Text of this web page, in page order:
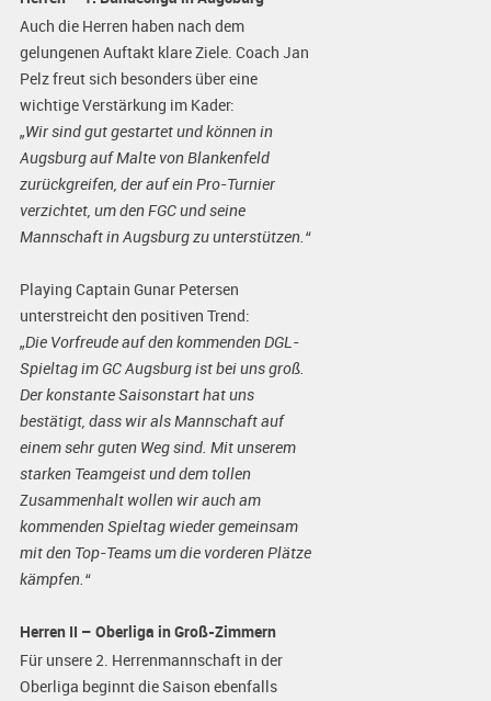
Auch die Herren haben nach dem
gelungenen Auftakt klare Ziele. Coach Jan
Pelz freut sich besonders über eine
wichtige Verstärkung im Kader:
„Wir sind gut gestartet und können in
Augsburg auf Malte von Blankenfeld
zurückgreifen, der auf ein Pro-Turnier
verzichtet, um den FGC und seine
Mannschaft in Augsburg zu unterstützen.“
Playing Captain Gunar Petersen
unterstreicht den positiven Trend:
„Die Vorfreude auf den kommenden DGL-
Spieltag im GC Augsburg ist bei uns groß.
Der konstante Saisonstart hat uns
bestätigt, dass wir als Mannschaft auf
einem sehr guten Weg sind. Mit unserem
starken Teamgeist und dem tollen
Zusammenhalt wollen wir auch am
kommenden Spieltag wieder gemeinsam
mit den Top-Teams um die vorderen Plätze
kämpfen.“
Herren II – Oberliga in Groß-Zimmern
Für unsere 2. Herrenmannschaft in der
Oberliga beginnt die Saison ebenfalls